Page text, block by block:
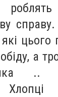
цього
а
.. І